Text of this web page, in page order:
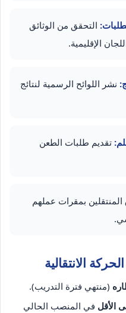
التحقق من الوثائق
الإقليمية.
نشر اللوائح الرسمية لنتائج
تقديم طلبات الطعن
المنتقلين بمقرات عملهم
الانتقالية
(منتهي فترة التدريب).
في المنصب الحالي